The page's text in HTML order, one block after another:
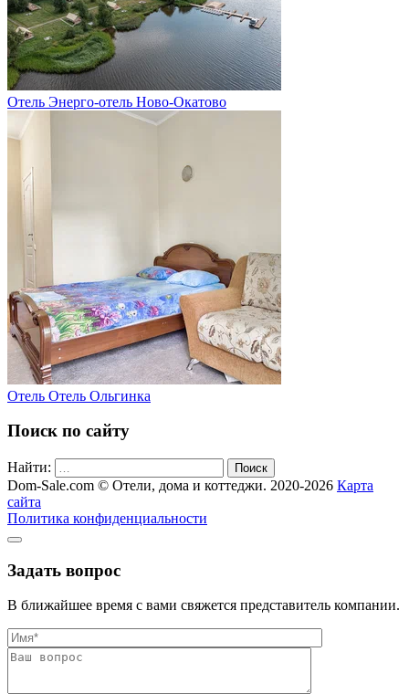
Отель Энерго-отель Ново-Окатово
Отель Отель Ольгинка
Поиск по сайту
Найти: Поиск
Dom-Sale.com © Отели, дома и коттеджи. 2020-2026 Карта
сайта
Политика конфиденциальности
Задать вопрос
В ближайшее время с вами свяжется представитель компании.